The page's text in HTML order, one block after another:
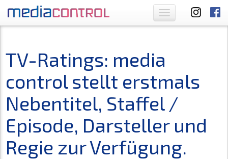
Toggle
navigation
TV-Ratings: media
control stellt erstmals
Nebentitel, Staffel /
Episode, Darsteller und
Regie zur Verfügung.